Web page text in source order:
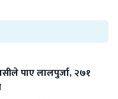
पाए लालपुर्जा, २७१